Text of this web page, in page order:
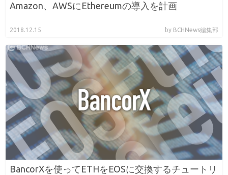
Amazon、AWSにEthereumの導入を計画
2018.12.15 by BCHNews編集部
BancorXを使ってETHをEOSに交換するチュートリ